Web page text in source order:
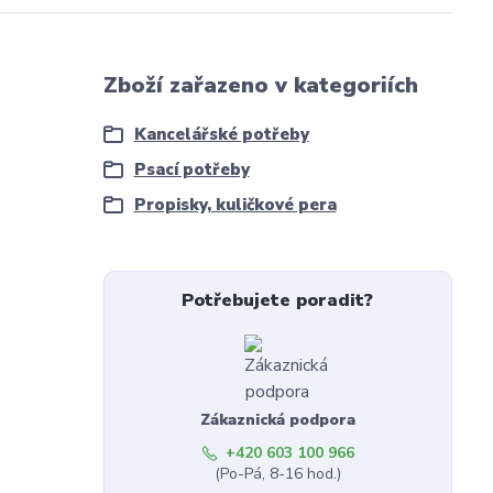
Zboží zařazeno v kategoriích
Kancelářské potřeby
Psací potřeby
Propisky, kuličkové pera
Potřebujete poradit?
Zákaznická podpora
+420 603 100 966
(Po-Pá, 8-16 hod.)